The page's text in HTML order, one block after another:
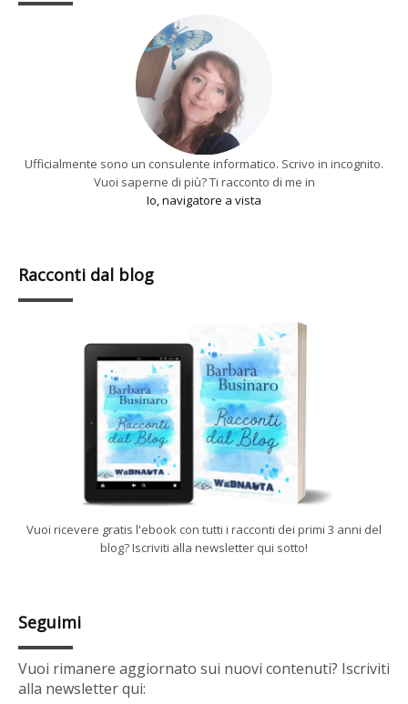
Ufficialmente sono un consulente informatico. Scrivo in incognito.
Vuoi saperne di più? Ti racconto di me in
Io, navigatore a vista
Racconti dal blog
Vuoi ricevere gratis l'ebook con tutti i racconti dei primi 3 anni del
blog? Iscriviti alla newsletter qui sotto!
Seguimi
Vuoi rimanere aggiornato sui nuovi contenuti? Iscriviti
alla newsletter qui: